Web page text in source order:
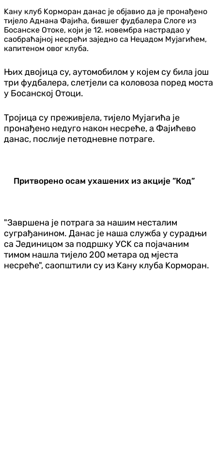
Kану клуб Kорморан данас је објавио да је пронађено
тијело Аднана Фајића, бившег фудбалера Слоге из
Босанске Отоке, који је 12. новембра настрадао у
саобраћајној несрећи заједно са Неџадом Мујагићем,
капитеном овог клуба.
Њих двојица су, аутомобилом у којем су била још
три фудбалера, слетјели са коловоза поред моста
у Босанској Отоци.
Тројица су преживјела, тијело Мујагића је
пронађено недуго након несреће, а Фајићево
данас, послије петодневне потраге.
Притворено осам ухашених из акције ”Код”
"Завршена је потрага за нашим несталим
суграђанином. Данас је наша служба у сурадњи
са Јединицом за подршку УСK са појачаним
тимом нашла тијело 200 метара од мјеста
несреће", саопштили су из Kану клуба Kорморан.